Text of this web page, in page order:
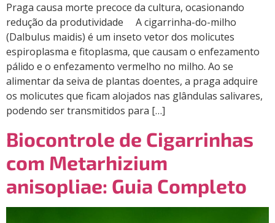
Praga causa morte precoce da cultura, ocasionando
redução da produtividade A cigarrinha-do-milho
(Dalbulus maidis) é um inseto vetor dos molicutes
espiroplasma e fitoplasma, que causam o enfezamento
pálido e o enfezamento vermelho no milho. Ao se
alimentar da seiva de plantas doentes, a praga adquire
os molicutes que ficam alojados nas glândulas salivares,
podendo ser transmitidos para […]
Biocontrole de Cigarrinhas
com Metarhizium
anisopliae: Guia Completo